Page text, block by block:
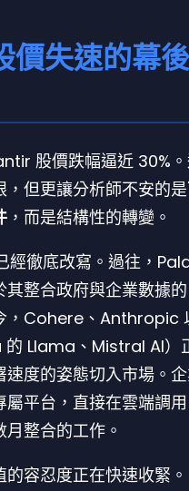
失速的幕
股價跌幅逼近 30%
但更讓分析師不安的是
，而是結構性的轉變。
經徹底改寫。過往，
其整合政府與企業數據
，Cohere、Anthropic
的 Llama、Mistral AI）
速度的姿態切入市場。
平台，直接在雲端調
整合的工作。
容忍度正在快速收緊。